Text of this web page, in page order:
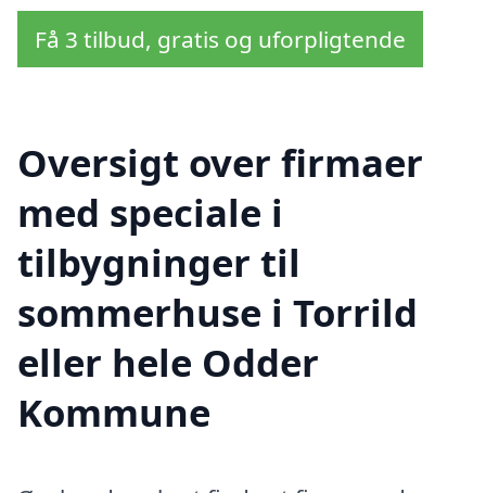
Få 3 tilbud, gratis og uforpligtende
Oversigt over firmaer
med speciale i
tilbygninger til
sommerhuse i Torrild
eller hele Odder
Kommune